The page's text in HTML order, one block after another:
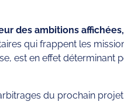
des ambitions
qui frappent les
est en effet
du prochain